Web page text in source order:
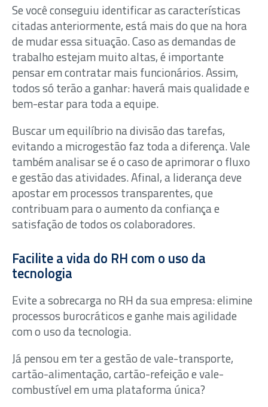
Se você conseguiu identificar as características
citadas anteriormente, está mais do que na hora
de mudar essa situação. Caso as demandas de
trabalho estejam muito altas, é importante
pensar em contratar mais funcionários. Assim,
todos só terão a ganhar: haverá mais qualidade e
bem-estar para toda a equipe.
Buscar um equilíbrio na divisão das tarefas,
evitando a microgestão faz toda a diferença. Vale
também analisar se é o caso de aprimorar o fluxo
e gestão das atividades. Afinal, a liderança deve
apostar em processos transparentes, que
contribuam para o aumento da confiança e
satisfação de todos os colaboradores.
Facilite a vida do RH com o uso da
tecnologia
Evite a sobrecarga no RH da sua empresa: elimine
processos burocráticos e ganhe mais agilidade
com o uso da tecnologia.
Já pensou em ter a gestão de vale-transporte,
cartão-alimentação, cartão-refeição e vale-
combustível em uma plataforma única?